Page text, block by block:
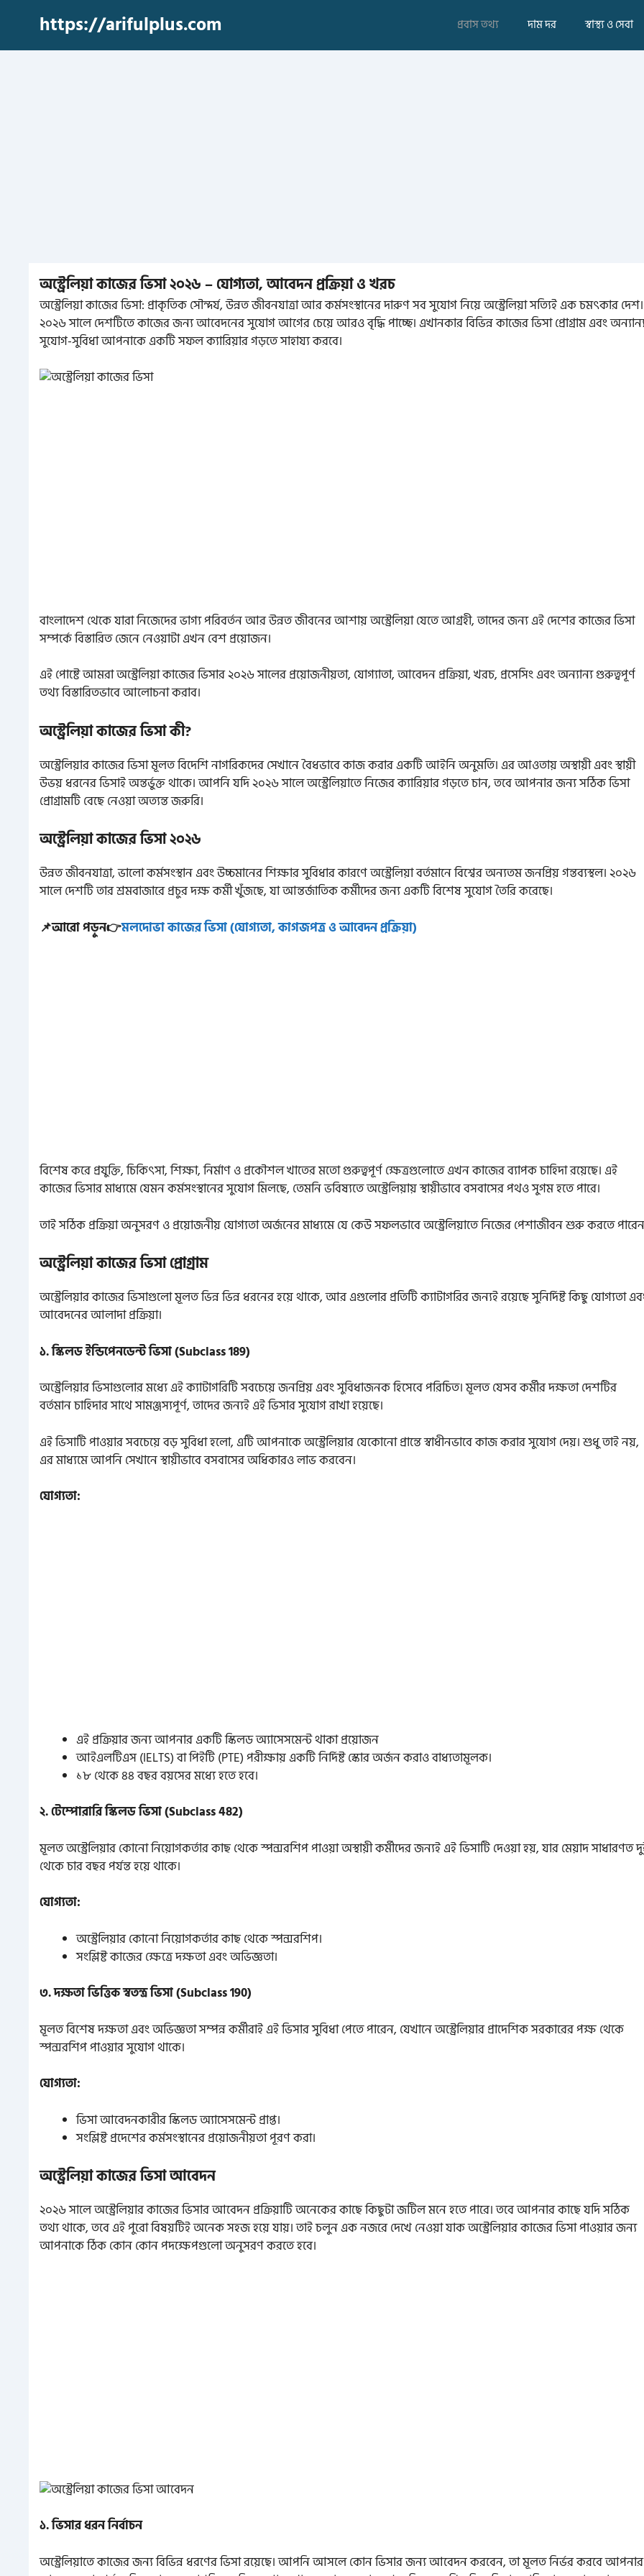
https://arifulplus.com প্রবাস তথ্য দাম দর স্বাস্থ্য ও সেবা
অস্ট্রেলিয়া কাজের ভিসা ২০২৬ – যোগ্যতা, আবেদন প্রক্রিয়া ও খরচ
অস্ট্রেলিয়া কাজের ভিসা: প্রাকৃতিক সৌন্দর্য, উন্নত জীবনযাত্রা আর কর্মসংস্থানের দারুণ সব সুযোগ নিয়ে অস্ট্রেলিয়া সত্যিই এক চমৎকার দেশ।
২০২৬ সালে দেশটিতে কাজের জন্য আবেদনের সুযোগ আগের চেয়ে আরও বৃদ্ধি পাচ্ছে। এখানকার বিভিন্ন কাজের ভিসা প্রোগ্রাম এবং
সুযোগ-সুবিধা আপনাকে একটি সফল ক্যারিয়ার গড়তে সাহায্য করবে।
বাংলাদেশ থেকে যারা নিজেদের ভাগ্য পরিবর্তন আর উন্নত জীবনের আশায় অস্ট্রেলিয়া যেতে আগ্রহী, তাদের জন্য এই দেশের কাজের ভিসা
সম্পর্কে বিস্তারিত জেনে নেওয়াটা এখন বেশ প্রয়োজন।
এই পোষ্টে আমরা অস্ট্রেলিয়া কাজের ভিসার ২০২৬ সালের প্রয়োজনীয়তা, যোগ্যাতা, আবেদন প্রক্রিয়া, খরচ, প্রসেসিং এবং অন্যান্য গুরুত্বপূর্ণ
তথ্য বিস্তারিতভাবে আলোচনা করাব।
অস্ট্রেলিয়া কাজের ভিসা কী?
অস্ট্রেলিয়ার কাজের ভিসা মূলত বিদেশি নাগরিকদের সেখানে বৈধভাবে কাজ করার একটি আইনি অনুমতি। এর আওতায় অস্থায়ী এবং স্থায়ী
উভয় ধরনের ভিসাই অন্তর্ভুক্ত থাকে। আপনি যদি ২০২৬ সালে অস্ট্রেলিয়াতে নিজের ক্যারিয়ার গড়তে চান, তবে আপনার জন্য সঠিক ভিসা
প্রোগ্রামটি বেছে নেওয়া অত্যন্ত জরুরি।
অস্ট্রেলিয়া কাজের ভিসা ২০২৬
উন্নত জীবনযাত্রা, ভালো কর্মসংস্থান এবং উচ্চমানের শিক্ষার সুবিধার কারণে অস্ট্রেলিয়া বর্তমানে বিশ্বের অন্যতম জনপ্রিয় গন্তব্যস্থল। ২০২৬
সালে দেশটি তার শ্রমবাজারে প্রচুর দক্ষ কর্মী খুঁজছে, যা আন্তর্জাতিক কর্মীদের জন্য একটি বিশেষ সুযোগ তৈরি করেছে।
📌আরো পড়ুন👉মলদোভা কাজের ভিসা (যোগ্যতা, কাগজপত্র ও আবেদন প্রক্রিয়া)
বিশেষ করে প্রযুক্তি, চিকিৎসা, শিক্ষা, নির্মাণ ও প্রকৌশল খাতের মতো গুরুত্বপূর্ণ ক্ষেত্রগুলোতে এখন কাজের ব্যাপক চাহিদা রয়েছে। এই
কাজের ভিসার মাধ্যমে যেমন কর্মসংস্থানের সুযোগ মিলছে, তেমনি ভবিষ্যতে অস্ট্রেলিয়ায় স্থায়ীভাবে বসবাসের পথও সুগম হতে পারে।
তাই সঠিক প্রক্রিয়া অনুসরণ ও প্রয়োজনীয় যোগ্যতা অর্জনের মাধ্যমে যে কেউ সফলভাবে অস্ট্রেলিয়াতে নিজের পেশাজীবন শুরু করতে
অস্ট্রেলিয়া কাজের ভিসা প্রোগ্রাম
অস্ট্রেলিয়ার কাজের ভিসাগুলো মূলত ভিন্ন ভিন্ন ধরনের হয়ে থাকে, আর এগুলোর প্রতিটি ক্যাটাগরির জন্যই রয়েছে সুনির্দিষ্ট কিছু যোগ্যতা
আবেদনের আলাদা প্রক্রিয়া।
১. স্কিলড ইন্ডিপেনডেন্ট ভিসা (Subclass 189)
অস্ট্রেলিয়ার ভিসাগুলোর মধ্যে এই ক্যাটাগরিটি সবচেয়ে জনপ্রিয় এবং সুবিধাজনক হিসেবে পরিচিত। মূলত যেসব কর্মীর দক্ষতা দেশটির
বর্তমান চাহিদার সাথে সামঞ্জস্যপূর্ণ, তাদের জন্যই এই ভিসার সুযোগ রাখা হয়েছে।
এই ভিসাটি পাওয়ার সবচেয়ে বড় সুবিধা হলো, এটি আপনাকে অস্ট্রেলিয়ার যেকোনো প্রান্তে স্বাধীনভাবে কাজ করার সুযোগ দেয়। শুধু তাই নয়,
এর মাধ্যমে আপনি সেখানে স্থায়ীভাবে বসবাসের অধিকারও লাভ করবেন।
যোগ্যতা:
এই প্রক্রিয়ার জন্য আপনার একটি স্কিলড অ্যাসেসমেন্ট থাকা প্রয়োজন
আইএলটিএস (IELTS) বা পিইটি (PTE) পরীক্ষায় একটি নির্দিষ্ট স্কোর অর্জন করাও বাধ্যতামূলক।
১৮ থেকে ৪৪ বছর বয়সের মধ্যে হতে হবে।
২. টেম্পোরারি স্কিলড ভিসা (Subclass 482)
মূলত অস্ট্রেলিয়ার কোনো নিয়োগকর্তার কাছ থেকে স্পন্সরশিপ পাওয়া অস্থায়ী কর্মীদের জন্যই এই ভিসাটি দেওয়া হয়, যার মেয়াদ সাধারণত
থেকে চার বছর পর্যন্ত হয়ে থাকে।
যোগ্যতা:
অস্ট্রেলিয়ার কোনো নিয়োগকর্তার কাছ থেকে স্পন্সরশিপ।
সংশ্লিষ্ট কাজের ক্ষেত্রে দক্ষতা এবং অভিজ্ঞতা।
৩. দক্ষতা ভিত্তিক স্বতন্ত্র ভিসা (Subclass 190)
মূলত বিশেষ দক্ষতা এবং অভিজ্ঞতা সম্পন্ন কর্মীরাই এই ভিসার সুবিধা পেতে পারেন, যেখানে অস্ট্রেলিয়ার প্রাদেশিক সরকারের পক্ষ থেকে
স্পন্সরশিপ পাওয়ার সুযোগ থাকে।
যোগ্যতা:
ভিসা আবেদনকারীর স্কিলড অ্যাসেসমেন্ট প্রাপ্ত।
সংশ্লিষ্ট প্রদেশের কর্মসংস্থানের প্রয়োজনীয়তা পূরণ করা।
অস্ট্রেলিয়া কাজের ভিসা আবেদন
২০২৬ সালে অস্ট্রেলিয়ার কাজের ভিসার আবেদন প্রক্রিয়াটি অনেকের কাছে কিছুটা জটিল মনে হতে পারে। তবে আপনার কাছে যদি সঠিক
তথ্য থাকে, তবে এই পুরো বিষয়টিই অনেক সহজ হয়ে যায়। তাই চলুন এক নজরে দেখে নেওয়া যাক অস্ট্রেলিয়ার কাজের ভিসা পাওয়ার জন্য
আপনাকে ঠিক কোন কোন পদক্ষেপগুলো অনুসরণ করতে হবে।
১. ভিসার ধরন নির্বাচন
অস্ট্রেলিয়াতে কাজের জন্য বিভিন্ন ধরণের ভিসা রয়েছে। আপনি আসলে কোন ভিসার জন্য আবেদন করবেন, তা মূলত নির্ভর করবে আপনার